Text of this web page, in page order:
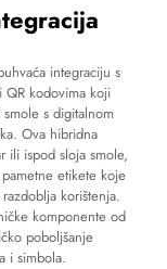
integraciju s
QR kodovima koji
s digitalnom
Ova hibridna
ili ispod sloja smole,
etikete koje
korištenja.
komponente od
poboljšanje
i simbola.